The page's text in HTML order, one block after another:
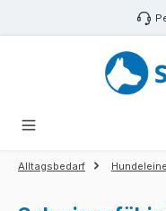
Zum Hauptinhalt springen
Alltagsbedarf